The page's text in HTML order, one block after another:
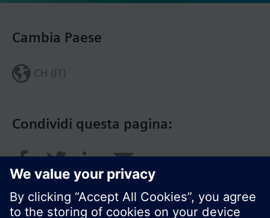
Condividi questa pagina:
Cambia Paese
CH (IT)